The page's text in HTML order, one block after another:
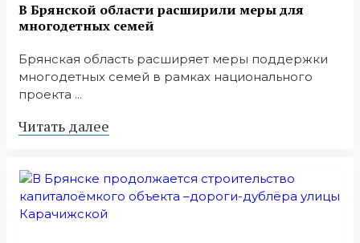
В Брянской области расширили меры для
многодетных семей
Брянская область расширяет меры поддержки
многодетных семей в рамках национального
проекта ...
Читать далее